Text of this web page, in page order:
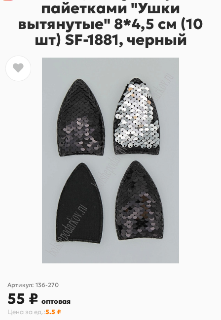
пайетками "Ушки
вытянутые" 8*4,5 см (10
шт) SF-1881, черный
Артикул: 136-270
55 ₽ оптовая
Цена за ед.:5.5 ₽